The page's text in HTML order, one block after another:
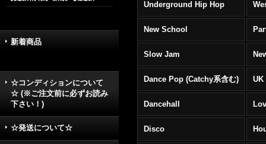
新着商品
☆コンディションについて
☆ (※ご注文前に必ずお読み
下さい！)
☆発送について☆
Underground Hip Hop
New School
Slow Jam
Dance Pop (Catchy系含む) UK
Dancehall
Disco